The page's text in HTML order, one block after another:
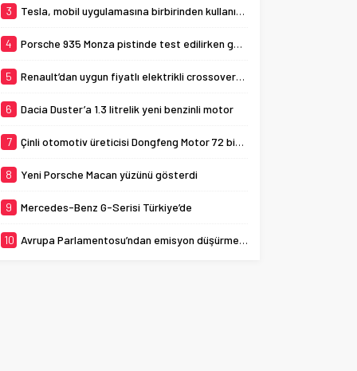
3 Tesla, mobil uygulamasına birbirinden kullanışlı 3 yeni özellik ekledi
4 Porsche 935 Monza pistinde test edilirken görüldü
5 Renault’dan uygun fiyatlı elektrikli crossover: Renault K-ZE
6 Dacia Duster’a 1.3 litrelik yeni benzinli motor
7 Çinli otomotiv üreticisi Dongfeng Motor 72 bin aracı geri çağırıyor
8 Yeni Porsche Macan yüzünü gösterdi
9 Mercedes-Benz G-Serisi Türkiye’de
10 Avrupa Parlamentosu’ndan emisyon düşürme adımı